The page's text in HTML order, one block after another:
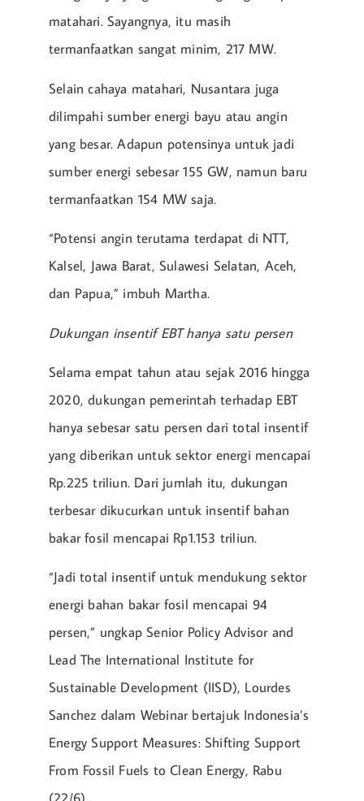
matahari. Sayangnya, itu masih
termanfaatkan sangat minim, 217 MW.
Selain cahaya matahari, Nusantara juga
dilimpahi sumber energi bayu atau angin
yang besar. Adapun potensinya untuk jadi
sumber energi sebesar 155 GW, namun baru
termanfaatkan 154 MW saja.
“Potensi angin terutama terdapat di NTT,
Kalsel, Jawa Barat, Sulawesi Selatan, Aceh,
dan Papua,” imbuh Martha.
Dukungan insentif EBT hanya satu persen
Selama empat tahun atau sejak 2016 hingga
2020, dukungan pemerintah terhadap EBT
hanya sebesar satu persen dari total insentif
yang diberikan untuk sektor energi mencapai
Rp.225 triliun. Dari jumlah itu, dukungan
terbesar dikucurkan untuk insentif bahan
bakar fosil mencapai Rp1.153 triliun.
“Jadi total insentif untuk mendukung sektor
energi bahan bakar fosil mencapai 94
persen,” ungkap Senior Policy Advisor and
Lead The International Institute for
Sustainable Development (IISD), Lourdes
Sanchez dalam Webinar bertajuk Indonesia’s
Energy Support Measures: Shifting Support
From Fossil Fuels to Clean Energy, Rabu